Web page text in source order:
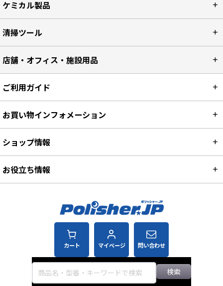
ケミカル製品
清掃ツール
店舗・オフィス・施設用品
カート マイページ 問い合わせ
検索
ご利用ガイド
お買い物インフォメーション
ショップ情報
お役立ち情報